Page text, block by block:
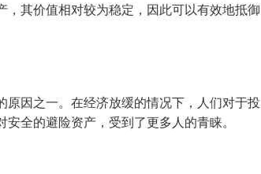
其价值相对较为稳定，因此可以有效地抵御
因之一。在经济放缓的情况下，人们对于投
全的避险资产，受到了更多人的青睐。